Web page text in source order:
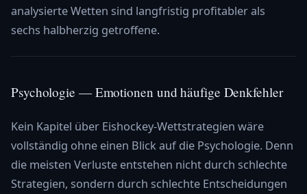
analysierte Wetten sind langfristig profitabler als
sechs halbherzig getroffene.
Psychologie — Emotionen und häufige Denkfehler
Kein Kapitel über Eishockey-Wettstrategien wäre
vollständig ohne einen Blick auf die Psychologie. Denn
die meisten Verluste entstehen nicht durch schlechte
Strategien, sondern durch schlechte Entscheidungen